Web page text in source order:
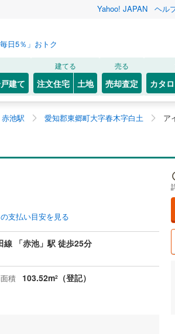
Yahoo! JAPAN ヘル
日5％」おトク
建て
建てる
注文住宅 土地
売る
売却査定 カタ
赤池駅 愛知郡東郷町大字春木字白土 ア
支払い目安を見る
線 「赤池」駅 徒歩25分
積 103.52m2 （登記）